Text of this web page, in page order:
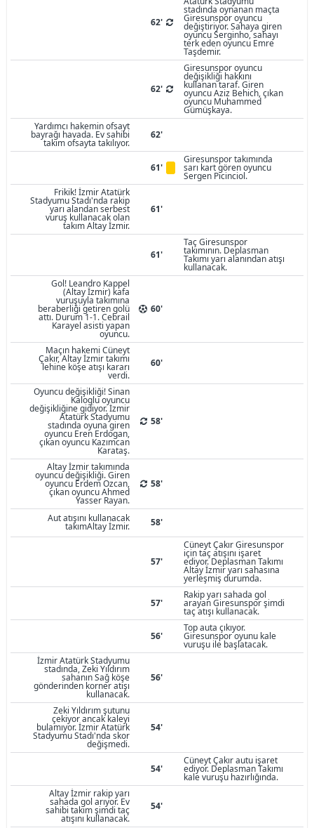
62'
stadında oynanan maçta
Giresunspor oyuncu
değiştiriyor. Sahaya giren
oyuncu Serginho, sahayı
terk eden oyuncu Emre
Taşdemir.
62'
Giresunspor oyuncu
değişikliği hakkını
kullanan taraf. Giren
oyuncu Aziz Behich, çıkan
oyuncu Muhammed
Gümüşkaya.
Yardımcı hakemin ofsayt
bayrağı havada. Ev sahibi
takım ofsayta takılıyor.
62'
61'
Giresunspor takımında
sarı kart gören oyuncu
Sergen Picinciol.
Frikik! İzmir Atatürk
Stadyumu Stadı'nda rakip
yarı alandan serbest
vuruş kullanacak olan
takım Altay İzmir.
61'
61'
Taç Giresunspor
takımının. Deplasman
Takımı yarı alanından atışı
kullanacak.
Gol! Leandro Kappel
(Altay İzmir) kafa
vuruşuyla takımına
beraberliği getiren golü
attı. Durum 1-1. Cebrail
Karayel asisti yapan
oyuncu.
60'
Maçın hakemi Cüneyt
Çakır, Altay İzmir takımı
lehine köşe atışı kararı
verdi.
60'
Oyuncu değişikliği! Sinan
Kaloglu oyuncu
değişikliğine gidiyor. İzmir
Atatürk Stadyumu
stadında oyuna giren
oyuncu Eren Erdogan,
çıkan oyuncu Kazımcan
Karataş.
58'
Altay İzmir takımında
oyuncu değişikliği. Giren
oyuncu Erdem Ozcan,
çıkan oyuncu Ahmed
Yasser Rayan.
58'
Aut atışını kullanacak
takımAltay İzmir. 58'
57'
Cüneyt Çakır Giresunspor
için taç atışını işaret
ediyor. Deplasman Takımı
Altay İzmir yarı sahasına
yerleşmiş durumda.
57'
Rakip yarı sahada gol
arayan Giresunspor şimdi
taç atışı kullanacak.
56'
Top auta çıkıyor.
Giresunspor oyunu kale
vuruşu ile başlatacak.
İzmir Atatürk Stadyumu
stadında, Zeki Yıldırım
sahanın Sağ köşe
gönderinden korner atışı
kullanacak.
56'
Zeki Yıldırım şutunu
çekiyor ancak kaleyi
bulamıyor. İzmir Atatürk
Stadyumu Stadı'nda skor
değişmedi.
54'
54'
Cüneyt Çakır autu işaret
ediyor. Deplasman Takımı
kale vuruşu hazırlığında.
Altay İzmir rakip yarı
sahada gol arıyor. Ev
sahibi takım şimdi taç
atışını kullanacak.
54'